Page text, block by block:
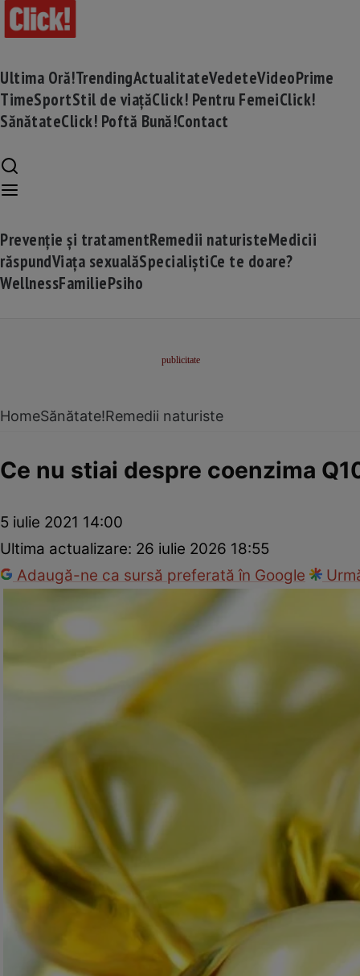
Ultima Oră!TrendingActualitateVedeteVideoPrime
TimeSportStil de viațăClick! Pentru FemeiClick!
SănătateClick! Poftă Bună!Contact
Prevenție și tratamentRemedii naturisteMedicii
răspundViața sexualăSpecialiștiCe te doare?
WellnessFamiliePsiho
HomeSănătate!Remedii naturiste
Ce nu stiai despre coenzima
5 iulie 2021 14:00
Ultima actualizare: 26 iulie 2026 18:55
Adaugă-ne ca sursă preferată în Google